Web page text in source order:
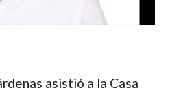
asistió a la Casa